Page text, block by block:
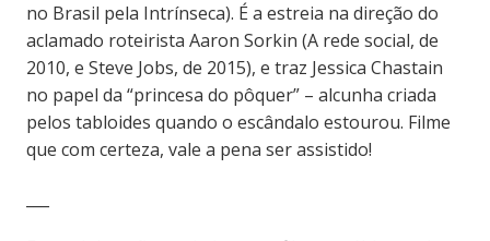
no Brasil pela Intrínseca). É a estreia na direção do
aclamado roteirista Aaron Sorkin (A rede social, de
2010, e Steve Jobs, de 2015), e traz Jessica Chastain
no papel da “princesa do pôquer” – alcunha criada
pelos tabloides quando o escândalo estourou. Filme
que com certeza, vale a pena ser assistido!